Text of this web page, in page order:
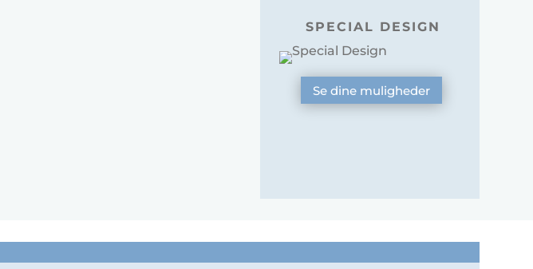
SPECIAL DESIGN
Se dine muligheder